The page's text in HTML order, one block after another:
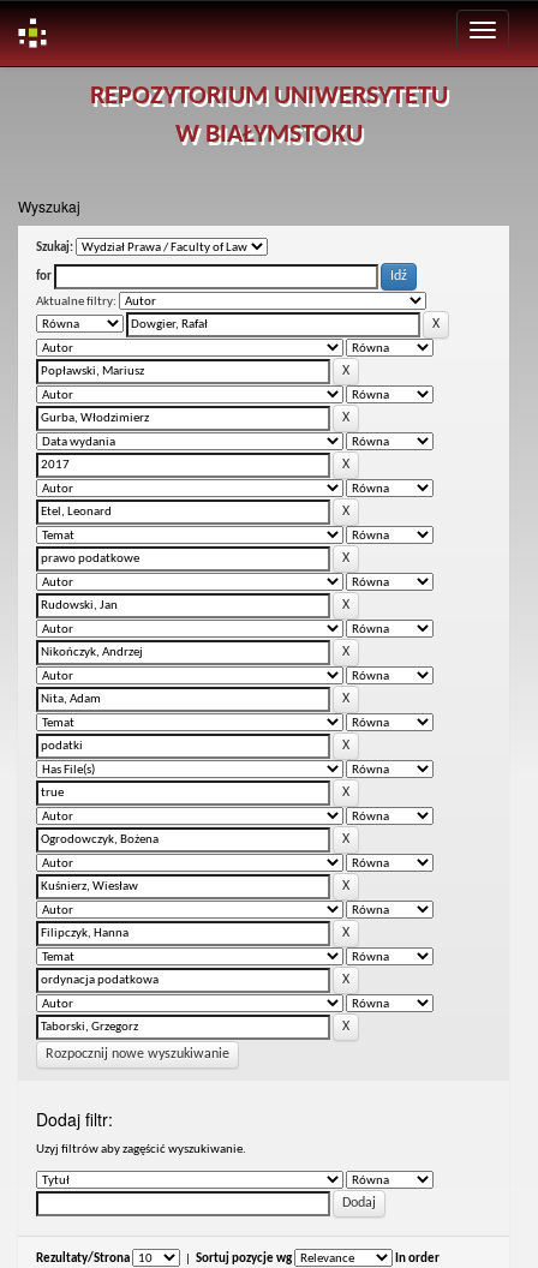
REPOZYTORIUM UNIWERSYTETU
W BIAŁYMSTOKU
Wyszukaj
Szukaj:
for
Aktualne filtry:
Rozpocznij nowe wyszukiwanie
Dodaj filtr:
Uzyj filtrów aby zagęścić wyszukiwanie.
Rezultaty/Strona Sortuj pozycje wg In order